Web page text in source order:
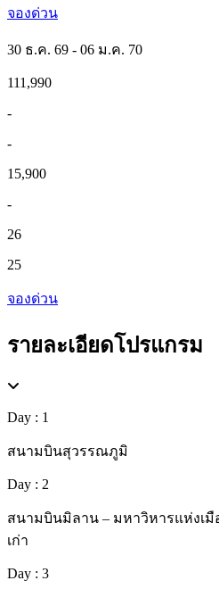
จองด่วน
30 ธ.ค. 69 - 06 ม.ค. 70
111,990
-
-
15,900
-
26
25
จองด่วน
รายละเอียดโปรแกรม
Day : 1
สนามบินสุวรรณภูมิ
Day : 2
สนามบินมิลาน – มหาวิหารแห่งเมื
เก่า
Day : 3